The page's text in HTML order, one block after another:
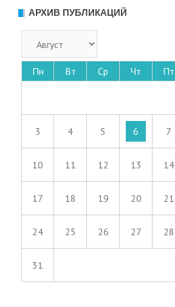
АРХИВ ПУБЛИКАЦИЙ
Пн Вт Ср Чт Пт
3 4 5 6 7
10 11 12 13 14
17 18 19 20 21
24 25 26 27 28
31